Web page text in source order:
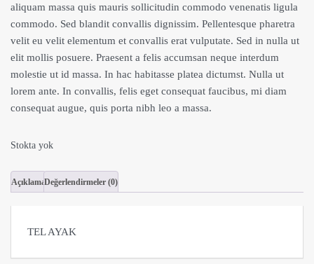
aliquam massa quis mauris sollicitudin commodo venenatis ligula
commodo. Sed blandit convallis dignissim. Pellentesque pharetra
velit eu velit elementum et convallis erat vulputate. Sed in nulla ut
elit mollis posuere. Praesent a felis accumsan neque interdum
molestie ut id massa. In hac habitasse platea dictumst. Nulla ut
lorem ante. In convallis, felis eget consequat faucibus, mi diam
consequat augue, quis porta nibh leo a massa.
Stokta yok
AçıklamaDeğerlendirmeler (0)
TEL AYAK